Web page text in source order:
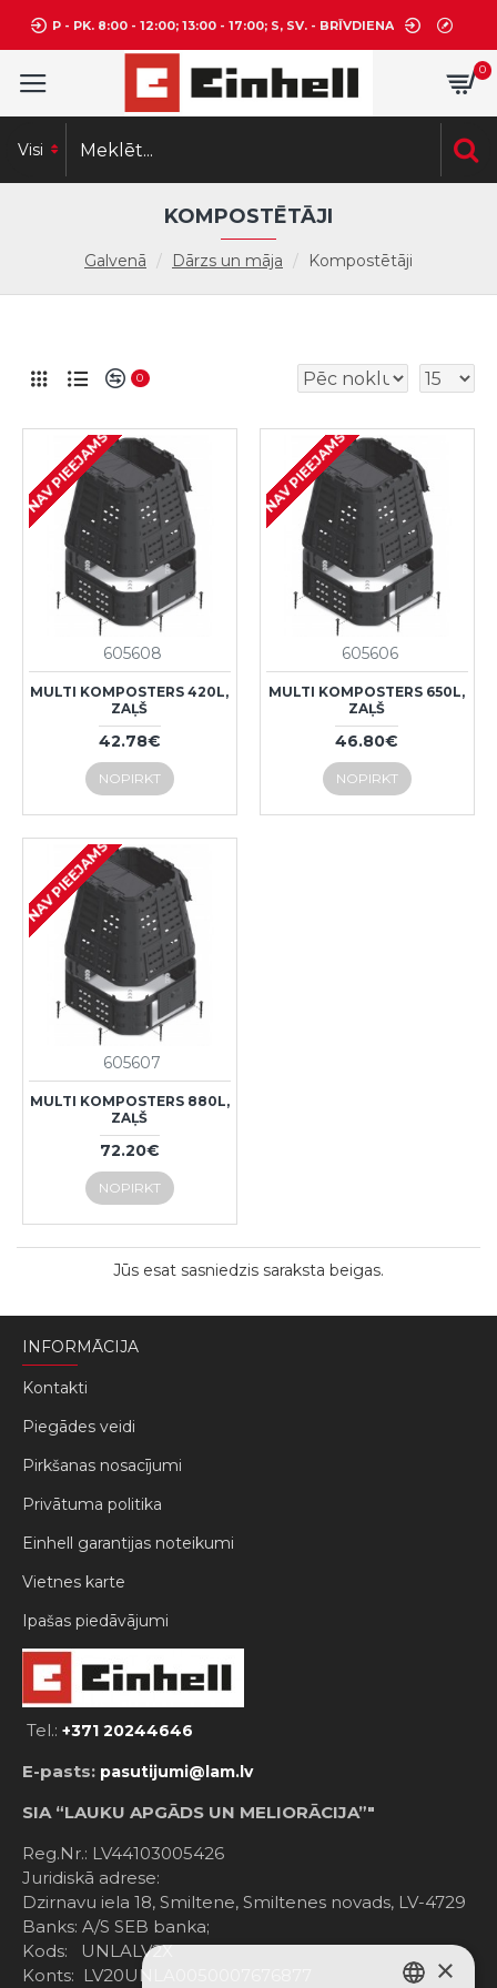
P - PK. 8:00 - 12:00; 13:00 - 17:00; S, SV. - BRĪVDIENA
0
Visi
Galvenā Dārzs un māja Kompostētāji
KOMPOSTĒTĀJI
0
NAV PIEEJAMS
605608
MULTI KOMPOSTERS 420L,
ZAĻŠ
42.78€
NOPIRKT
NAV PIEEJAMS
605606
MULTI KOMPOSTERS 650L,
ZAĻŠ
46.80€
NOPIRKT
NAV PIEEJAMS
605607
MULTI KOMPOSTERS 880L,
ZAĻŠ
72.20€
NOPIRKT
Jūs esat sasniedzis saraksta beigas.
INFORMĀCIJA
Kontakti
Piegādes veidi
Pirkšanas nosacījumi
Privātuma politika
Einhell garantijas noteikumi
Vietnes karte
Ipašas piedāvājumi
Tel.: +371 20244646
E-pasts: pasutijumi@lam.lv
SIA “LAUKU APGĀDS UN MELIORĀCIJA”"
Reg.Nr.: LV44103005426
Juridiskā adrese:
Dzirnavu iela 18, Smiltene, Smiltenes novads, LV-4729
Banks: A/S SEB banka;
Kods: UNLALV2X
Konts: LV20UNLA0050007676877
×